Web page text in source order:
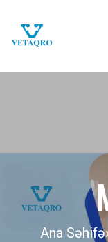
Ana Səhifə